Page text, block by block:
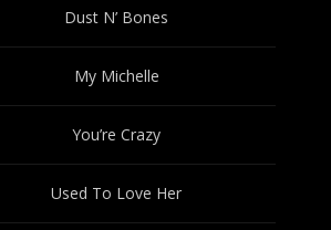
Dust N’ Bones
My Michelle
You’re Crazy
Used To Love Her